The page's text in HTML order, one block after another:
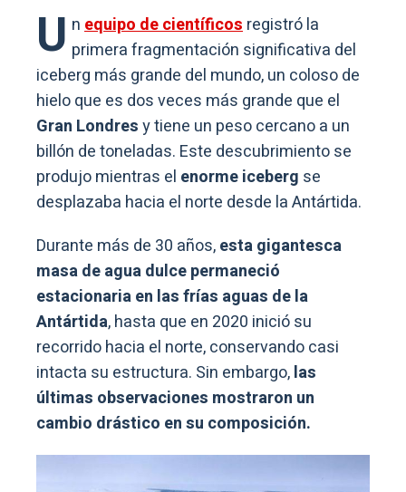
U nequipo de científicosregistró la
primera fragmentación significativa del
iceberg más grande del mundo, un coloso de
hielo que es dos veces más grande que el
Gran Londresy tiene un peso cercano a un
billón de toneladas. Este descubrimiento se
produjo mientras el enorme iceberg se
desplazaba hacia el norte desde la Antártida.
Durante más de 30 años,esta gigantesca
masa de agua dulce permaneció
estacionaria en las frías aguas de la
Antártida, hasta que en 2020 inició su
recorrido hacia el norte, conservando casi
intacta su estructura. Sin embargo,las
últimas observaciones mostraron un
cambio drástico en su composición.